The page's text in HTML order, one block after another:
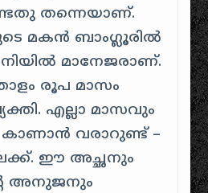
തന്നെയാണ്.
മകൻ ബാംഗ്ലൂരിൽ
മാനേജരാണ്.
രൂപ മാസം
എല്ലാ മാസവും
വരാറുണ്ട് –
ഈ അച്ഛനും
അനുജനും